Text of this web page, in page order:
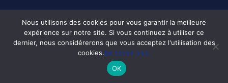
Copyright © 2026 Changer ma vie pour réussir ma vie
Nous utilisons des cookies pour vous garantir la meilleure
expérience sur notre site. Si vous continuez à utiliser ce
dernier, nous considérerons que vous acceptez l'utilisation des
cookies.En savoir plus.
OK